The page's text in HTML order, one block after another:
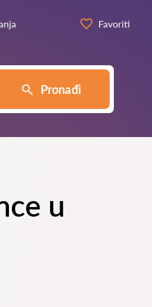
Favoriti
Pronađi
u